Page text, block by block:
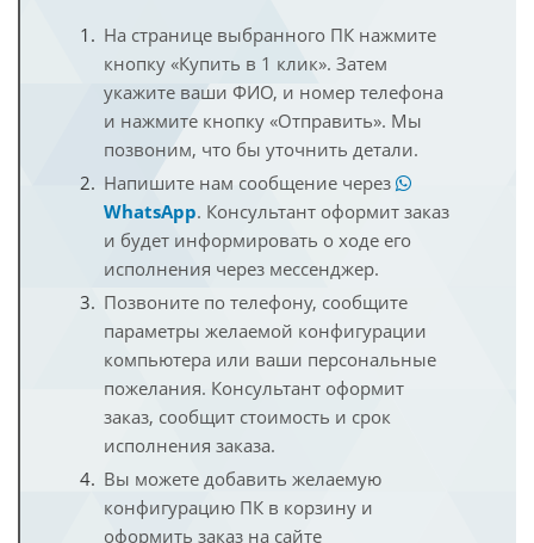
На странице выбранного ПК нажмите
кнопку «Купить в 1 клик». Затем
укажите ваши ФИО, и номер телефона
и нажмите кнопку «Отправить». Мы
позвоним, что бы уточнить детали.
Напишите нам сообщение через
WhatsApp. Консультант оформит заказ
и будет информировать о ходе его
исполнения через мессенджер.
Позвоните по телефону, сообщите
параметры желаемой конфигурации
компьютера или ваши персональные
пожелания. Консультант оформит
заказ, сообщит стоимость и срок
исполнения заказа.
Вы можете добавить желаемую
конфигурацию ПК в корзину и
оформить заказ на сайте